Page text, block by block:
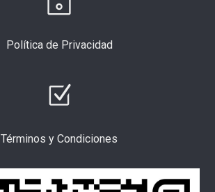
Política de Privacidad
Términos y Condiciones